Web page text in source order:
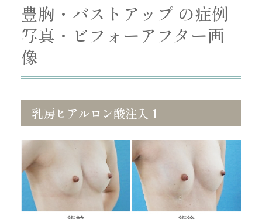
豊胸・バストアップ の症例
写真・ビフォーアフター画
像
乳房ヒアルロン酸注入 1